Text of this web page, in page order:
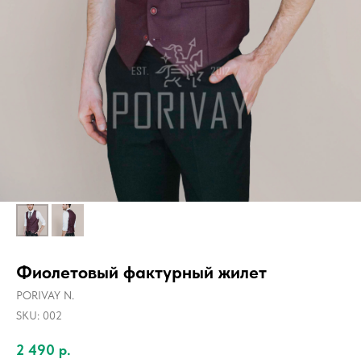
Фиолетовый фактурный жилет
PORIVAY N.
SKU: 002
2 490 р.